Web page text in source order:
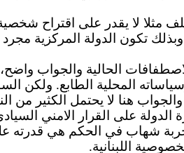
مثلا لا يقدر على اقتراح
وبذلك تكون الدولة
الحالية والجواب واضح،
المحلية الطابع. ولكن
هنا لا يحتمل الكثير من
الدولة على القرار الامني
تجربة شهاب في الحكم هي قدرته
اللبنانية.